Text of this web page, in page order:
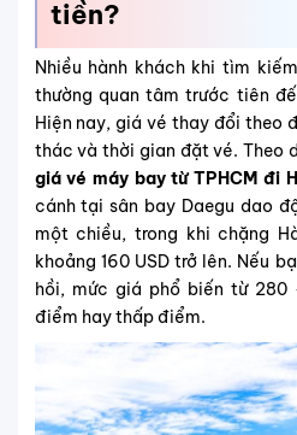
tiền?
Nhiều hành khách khi tìm
thường quan tâm trước tiên
Hiện nay, giá vé thay đổi theo
thác và thời gian đặt vé. Theo
giá vé máy bay từ TPHCM đi
cánh tại sân bay Daegu dao
một chiều, trong khi chặng
khoảng 160 USD trở lên. Nếu
hồi, mức giá phổ biến từ 280
điểm hay thấp điểm.